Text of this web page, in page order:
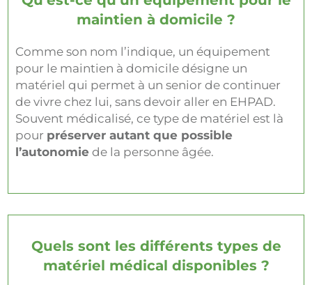
maintien à domicile ?
Comme son nom l’indique, un équipement
pour le maintien à domicile désigne un
matériel qui permet à un senior de continuer
de vivre chez lui, sans devoir aller en EHPAD.
Souvent médicalisé, ce type de matériel est là
pour préserver autant que possible
l’autonomie de la personne âgée.
Quels sont les différents types de
matériel médical disponibles ?